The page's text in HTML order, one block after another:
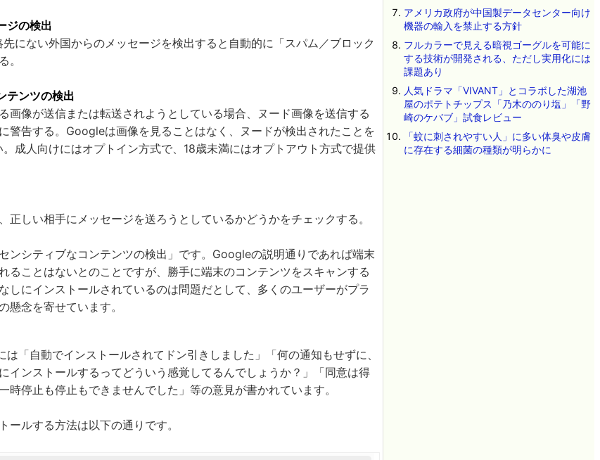
ジの検出
にない外国からのメッセージを検出すると自動的に「スパム／ブロック
。
テンツの検出
画像が送信または転送されようとしている場合、ヌード画像を送信する
警告する。Googleは画像を見ることはなく、ヌードが検出されたことを
成人向けにはオプトイン方式で、18歳未満にはオプトアウト方式で提供
正しい相手にメッセージを送ろうとしているかどうかをチェックする。
ンシティブなコンテンツの検出」です。Googleの説明通りであれば端末
ることはないとのことですが、勝手に端末のコンテンツをスキャンする
しにインストールされているのは問題だとして、多くのユーザーがプラ
懸念を寄せています。
は「自動でインストールされてドン引きしました」「何の通知もせずに、
インストールするってどういう感覚してるんでしょうか？」「同意は得
時停止も停止もできませんでした」等の意見が書かれています。
ールする方法は以下の通りです。
アメリカ政府が中国製データセンター向け
機器の輸入を禁止する方針
フルカラーで見える暗視ゴーグルを可能に
する技術が開発される、ただし実用化には
課題あり
人気ドラマ「VIVANT」とコラボした湖池
屋のポテトチップス「乃木ののり塩」「野
崎のケバブ」試食レビュー
「蚊に刺されやすい人」に多い体臭や皮膚
に存在する細菌の種類が明らかに